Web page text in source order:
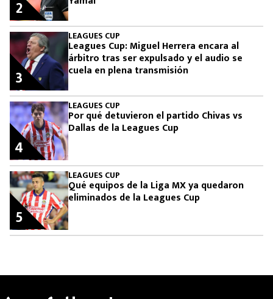
2
LEAGUES CUP
Leagues Cup: Miguel Herrera encara al
árbitro tras ser expulsado y el audio se
cuela en plena transmisión
3
LEAGUES CUP
Por qué detuvieron el partido Chivas vs
Dallas de la Leagues Cup
4
LEAGUES CUP
Qué equipos de la Liga MX ya quedaron
eliminados de la Leagues Cup
5